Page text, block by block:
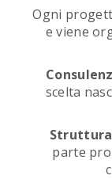
Ogni
e viene
scelta
parte